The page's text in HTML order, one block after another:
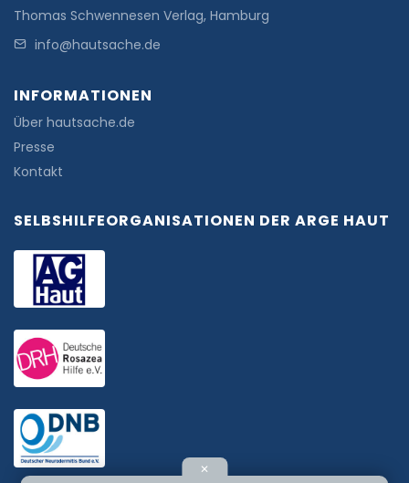
Thomas Schwennesen Verlag, Hamburg
info@hautsache.de
INFORMATIONEN
Über hautsache.de
Presse
Kontakt
SELBSHILFEORGANISATIONEN DER ARGE HAUT
✕